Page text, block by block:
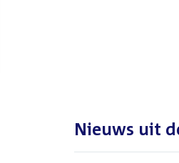
Nieuws uit